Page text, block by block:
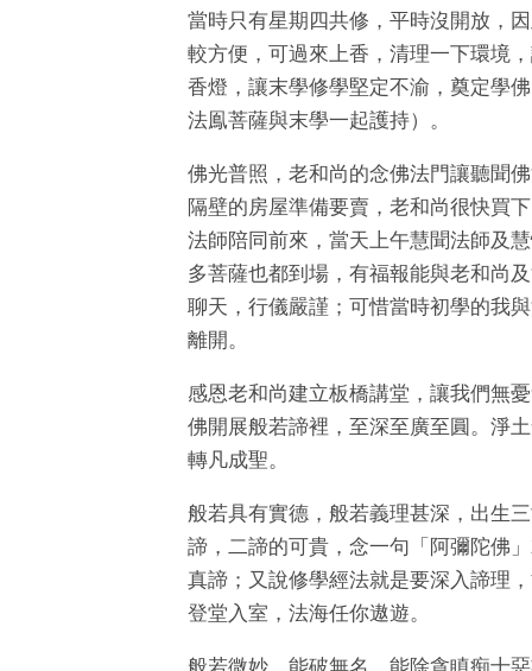
當時只有星期四共修，平時沒開放，
較方便，可過來上香，清理一下環境
香燈，讓末學修學堅定不渝，奠定學
法鳯菩薩與末學一起護持）。
佛光普照，老和尚的念佛法門讓聽聞
隔壁的房屋準備要賣，老和尚很快買
法師陪同前來，當天上午慧聞法師及
多菩薩也都到場，有福報能與老和尚
聊天，行儀嚴謹；可惜當時初學的我
離開。
感恩老和尚建立板橋講堂，讓我們無
佛開展般若諦裡，至深至廣至圓。淨
轉凡成聖。
般若具有實德，般若義理甚深，出生
諦，二諦的可貴，念一句「阿彌陀佛
真諦；又說修學經法就是要深入諦理
登堂入室，法海任你遨遊。
般若微妙，能破無名，能除貪瞋痴十